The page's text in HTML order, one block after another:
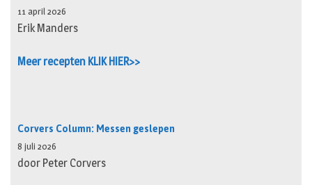
11 april 2026
Erik Manders
Meer recepten KLIK HIER>>
Corvers Column: Messen geslepen
8 juli 2026
door Peter Corvers